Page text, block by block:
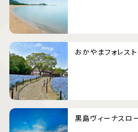
おかやまフォレス
黒島ヴィーナスロ